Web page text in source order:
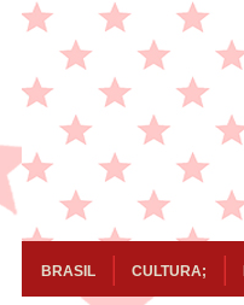
BRASIL CULTURA;